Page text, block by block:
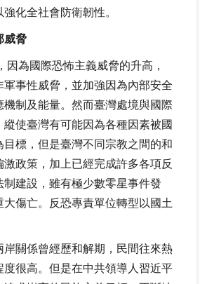
化全社會防衛韌性。
威脅
因為國際恐怖主義威脅的升高，
軍事性威脅，並加強因為內部安全
機制及能量。然而臺灣處境與國際
縱使臺灣有可能因為各種因素被國
目標，但是臺灣不同宗教之間的和
激政策，加上已經完成許多各項反
制建設，雖有極少數零星事件發
大傷亡。反恐專責單位轉型以國土
岸關係曾經歷和解期，民間往來熱
度很高。但是在中共領導人習近平